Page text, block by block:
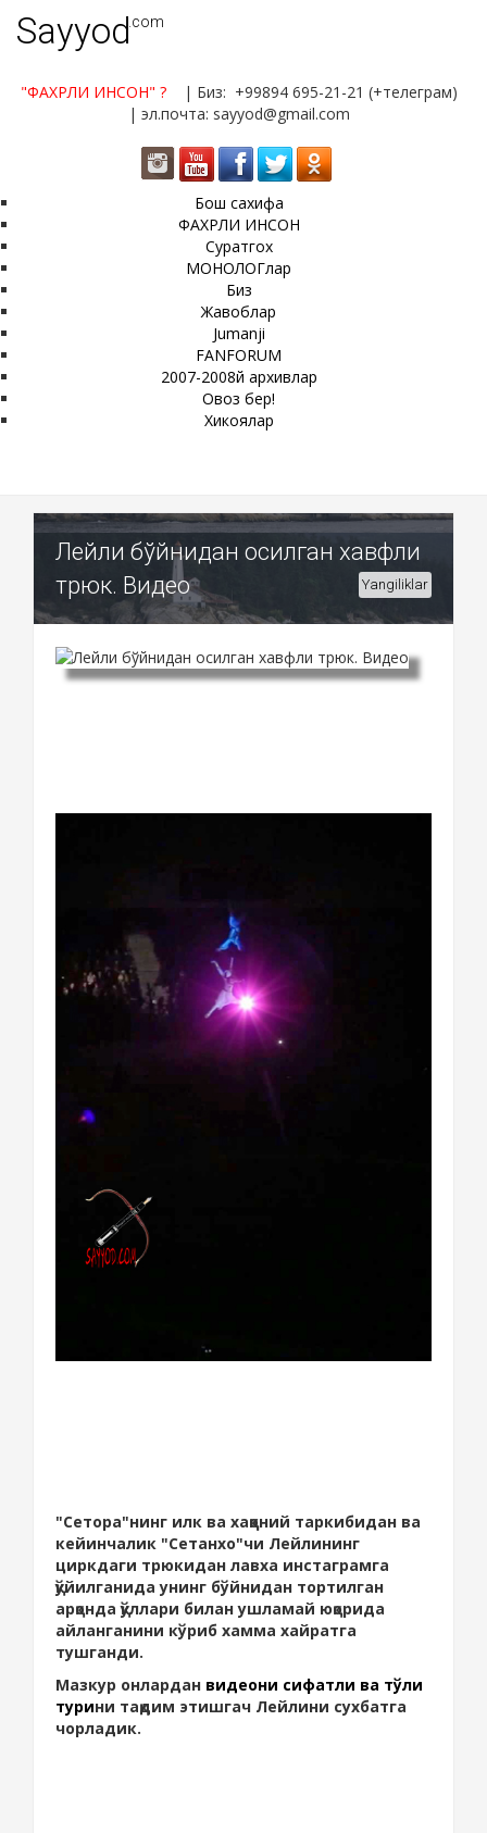
Sayyod.com
"ФАХРЛИ ИНСОН" ?
| Биз: +99894 695-21-21 (+телеграм)
| эл.почта: sayyod@gmail.com
Бош сахифа
ФАХРЛИ ИНСОН
Суратгох
МОНОЛОГлар
Биз
Жавоблар
Jumanji
FANFORUM
2007-2008й архивлар
Овоз бер!
Хикоялар
Лейли бўйнидан осилган хавфли
трюк. Видео
Yangiliklar
"Сетора"нинг илк ва хаққоний таркибидан ва
кейинчалик "Сетанхо"чи Лейлининг
циркдаги трюкидан лавха инстаграмга
қўйилганида унинг бўйнидан тортилган
арқонда қўллари билан ушламай юқорида
айланганини кўриб хамма хайратга
тушганди.
Мазкур онлардан видеони сифатли ва тўлиқ
турини тақдим этишгач Лейлини сухбатга
чорладик.